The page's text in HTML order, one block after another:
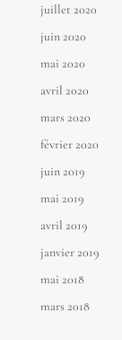
juillet 2020
juin 2020
mai 2020
avril 2020
mars 2020
février 2020
juin 2019
mai 2019
avril 2019
janvier 2019
mai 2018
mars 2018